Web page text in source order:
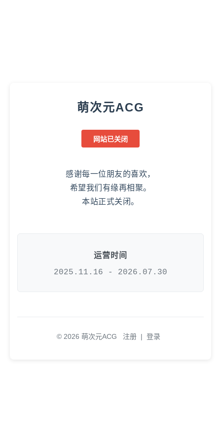
萌次元ACG
网站已关闭
感谢每一位朋友的喜欢，
希望我们有缘再相聚。
本站正式关闭。
运营时间
2025.11.16 - 2026.07.30
© 2026 萌次元ACG 注册 | 登录